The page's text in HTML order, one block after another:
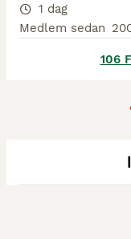
1 dag
Medlem sedan
106